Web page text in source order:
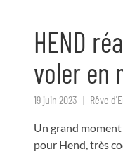
HEND
voler en
19 juin 2023 Rêve
Un grand
pour Hend, très